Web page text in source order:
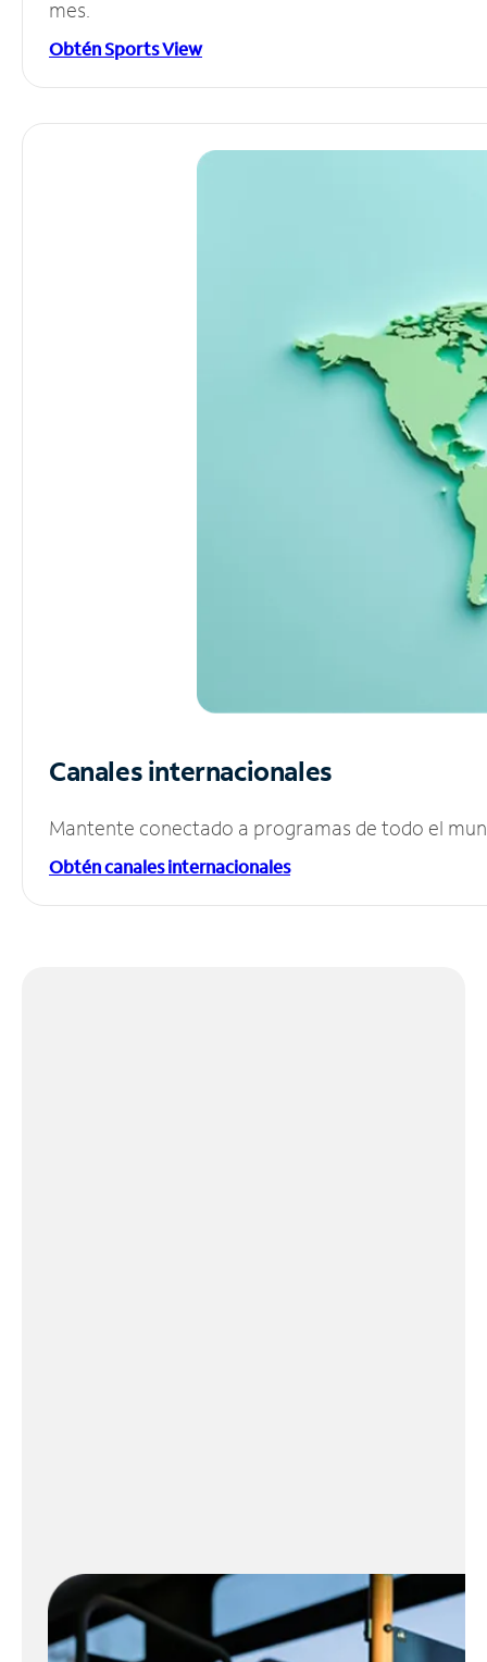
mes.
Obtén Sports View
Canales internacionales
Mantente conectado a programas de todo el
Obtén canales internacionales